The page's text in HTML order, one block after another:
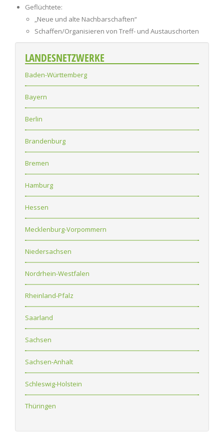
Geflüchtete:
„Neue und alte Nachbarschaften“
Schaffen/Organisieren von Treff- und Austauschorten
LANDESNETZWERKE
Baden-Württemberg
Bayern
Berlin
Brandenburg
Bremen
Hamburg
Hessen
Mecklenburg-Vorpommern
Niedersachsen
Nordrhein-Westfalen
Rheinland-Pfalz
Saarland
Sachsen
Sachsen-Anhalt
Schleswig-Holstein
Thüringen